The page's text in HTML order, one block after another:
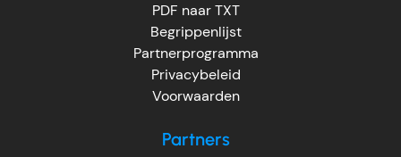
PDF naar TXT
Begrippenlijst
Partnerprogramma
Privacybeleid
Voorwaarden
Partners